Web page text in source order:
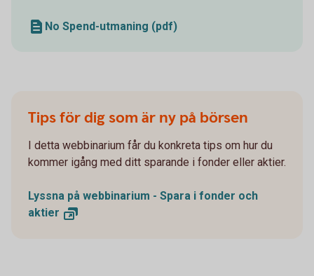
No Spend-utmaning (pdf)
Tips för dig som är ny på börsen
I detta webbinarium får du konkreta tips om hur du
kommer igång med ditt sparande i fonder eller aktier.
Lyssna på webbinarium - Spara i fonder och
aktier